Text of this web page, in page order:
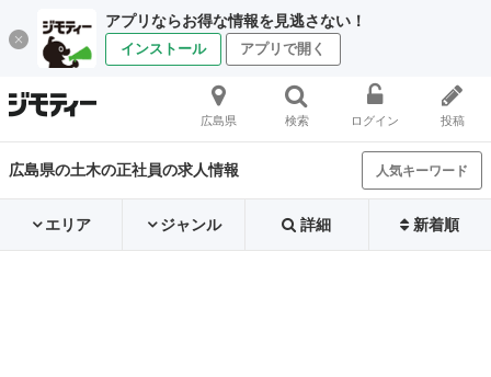
アプリならお得な情報を見逃さない！
インストール アプリで開く
広島県 検索 ログイン 投稿
広島県の土木の正社員の求人情報 人気キーワード
エリア ジャンル 詳細 新着順